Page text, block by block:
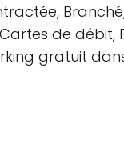
de débit,
gratuit